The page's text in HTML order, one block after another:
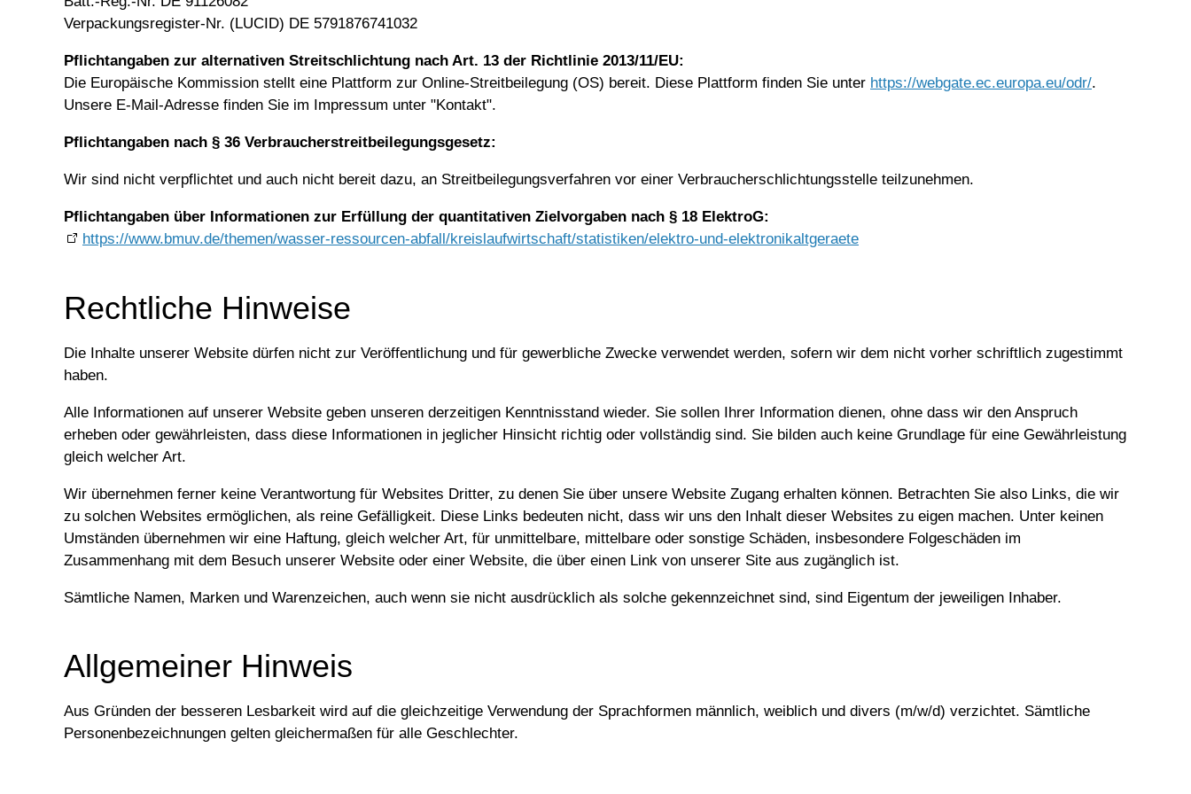
Verpackungsregister-Nr. (LUCID) DE 5791876741032
Pflichtangaben zur alternativen Streitschlichtung nach Art. 13 der Richtlinie 2013/11/EU:
Die Europäische Kommission stellt eine Plattform zur Online-Streitbeilegung (OS) bereit. Diese Plattform finden Sie unter https://webgate.ec.europa.eu/odr/.
Unsere E-Mail-Adresse finden Sie im Impressum unter "Kontakt".
Pflichtangaben nach § 36 Verbraucherstreitbeilegungsgesetz:
Wir sind nicht verpflichtet und auch nicht bereit dazu, an Streitbeilegungsverfahren vor einer Verbraucherschlichtungsstelle teilzunehmen.
Pflichtangaben über Informationen zur Erfüllung der quantitativen Zielvorgaben nach § 18 ElektroG:
https://www.bmuv.de/themen/wasser-ressourcen-abfall/kreislaufwirtschaft/statistiken/elektro-und-elektronikaltgeraete
Rechtliche Hinweise
Die Inhalte unserer Website dürfen nicht zur Veröffentlichung und für gewerbliche Zwecke verwendet werden, sofern wir dem nicht vorher schriftlich zugestimmt
haben.
Alle Informationen auf unserer Website geben unseren derzeitigen Kenntnisstand wieder. Sie sollen Ihrer Information dienen, ohne dass wir den Anspruch
erheben oder gewährleisten, dass diese Informationen in jeglicher Hinsicht richtig oder vollständig sind. Sie bilden auch keine Grundlage für eine Gewährleistung
gleich welcher Art.
Wir übernehmen ferner keine Verantwortung für Websites Dritter, zu denen Sie über unsere Website Zugang erhalten können. Betrachten Sie also Links, die wir
zu solchen Websites ermöglichen, als reine Gefälligkeit. Diese Links bedeuten nicht, dass wir uns den Inhalt dieser Websites zu eigen machen. Unter keinen
Umständen übernehmen wir eine Haftung, gleich welcher Art, für unmittelbare, mittelbare oder sonstige Schäden, insbesondere Folgeschäden im
Zusammenhang mit dem Besuch unserer Website oder einer Website, die über einen Link von unserer Site aus zugänglich ist.
Sämtliche Namen, Marken und Warenzeichen, auch wenn sie nicht ausdrücklich als solche gekennzeichnet sind, sind Eigentum der jeweiligen Inhaber.
Allgemeiner Hinweis
Aus Gründen der besseren Lesbarkeit wird auf die gleichzeitige Verwendung der Sprachformen männlich, weiblich und divers (m/w/d) verzichtet. Sämtliche
Personenbezeichnungen gelten gleichermaßen für alle Geschlechter.